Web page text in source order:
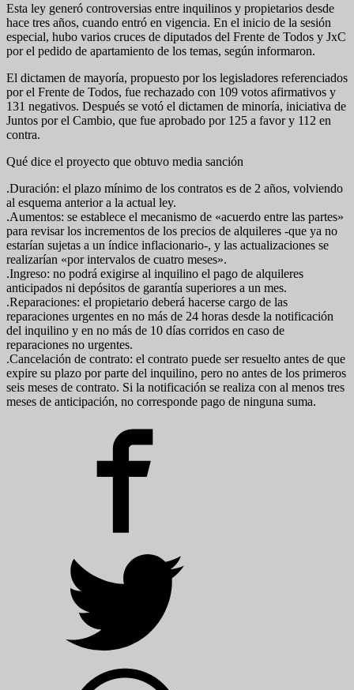
Esta ley generó controversias entre inquilinos y propietarios desde
hace tres años, cuando entró en vigencia. En el inicio de la sesión
especial, hubo varios cruces de diputados del Frente de Todos y JxC
por el pedido de apartamiento de los temas, según informaron.
El dictamen de mayoría, propuesto por los legisladores referenciados
por el Frente de Todos, fue rechazado con 109 votos afirmativos y
131 negativos. Después se votó el dictamen de minoría, iniciativa de
Juntos por el Cambio, que fue aprobado por 125 a favor y 112 en
contra.
Qué dice el proyecto que obtuvo media sanción
.Duración: el plazo mínimo de los contratos es de 2 años, volviendo
al esquema anterior a la actual ley.
.Aumentos: se establece el mecanismo de «acuerdo entre las partes»
para revisar los incrementos de los precios de alquileres -que ya no
estarían sujetas a un índice inflacionario-, y las actualizaciones se
realizarían «por intervalos de cuatro meses».
.Ingreso: no podrá exigirse al inquilino el pago de alquileres
anticipados ni depósitos de garantía superiores a un mes.
.Reparaciones: el propietario deberá hacerse cargo de las
reparaciones urgentes en no más de 24 horas desde la notificación
del inquilino y en no más de 10 días corridos en caso de
reparaciones no urgentes.
.Cancelación de contrato: el contrato puede ser resuelto antes de que
expire su plazo por parte del inquilino, pero no antes de los primeros
seis meses de contrato. Si la notificación se realiza con al menos tres
meses de anticipación, no corresponde pago de ninguna suma.